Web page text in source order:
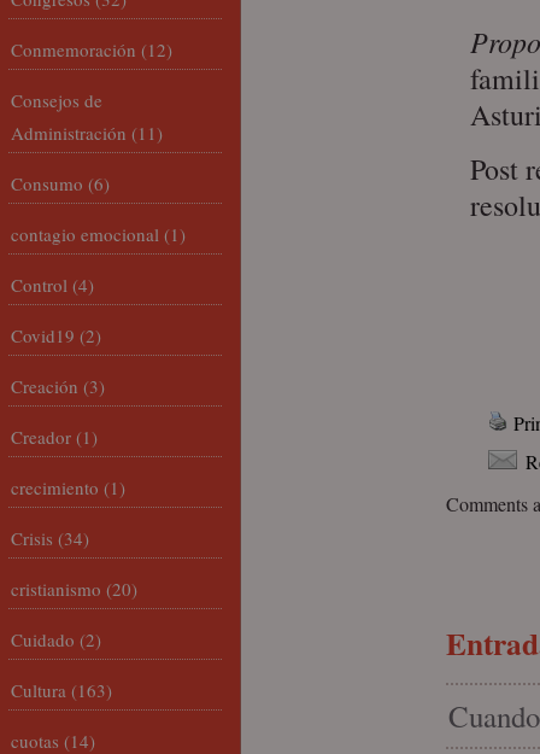
Post
Comments
Conmemoración (12)
Consejos de
Administración (11)
Consumo (6)
contagio emocional (1)
Control (4)
Covid19 (2)
Creación (3)
Creador (1)
crecimiento (1)
Crisis (34)
cristianismo (20)
Cuidado (2)
Cultura (163)
cuotas (14)